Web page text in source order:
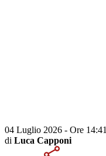
04 Luglio 2026 - Ore 14:41
di Luca Capponi